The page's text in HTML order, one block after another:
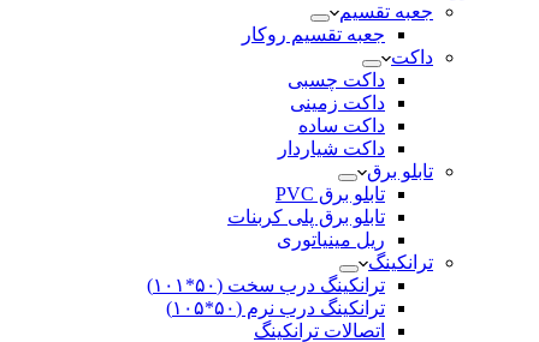
جعبه تقسیم
جعبه تقسیم روکار
داکت
داکت چسبی
داکت زمینی
داکت ساده
داکت شیاردار
تابلو برق
تابلو برق PVC
تابلو برق پلی کربنات
ریل مینیاتوری
ترانکینگ
ترانکینگ درب سخت (۵۰*۱۰۱)
ترانکینگ درب نرم (۵۰*۱۰۵)
اتصالات ترانکینگ